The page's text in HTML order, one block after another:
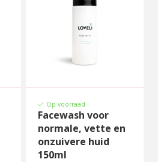
Op voorraad
Facewash voor
normale, vette en
onzuivere huid
150ml